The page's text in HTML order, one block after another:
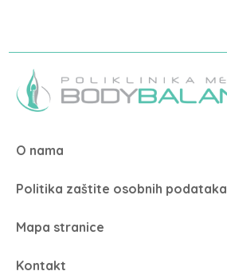
O nama
Politika zaštite osobnih podataka
Mapa stranice
Kontakt